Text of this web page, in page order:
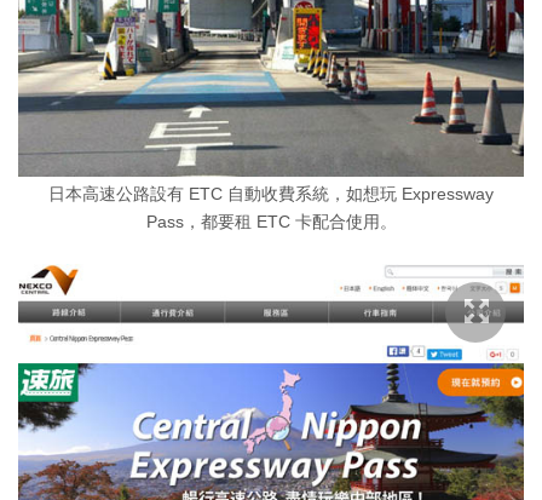
日本高速公路設有 ETC 自動收費系統，如想玩 Expressway
Pass，都要租 ETC 卡配合使用。